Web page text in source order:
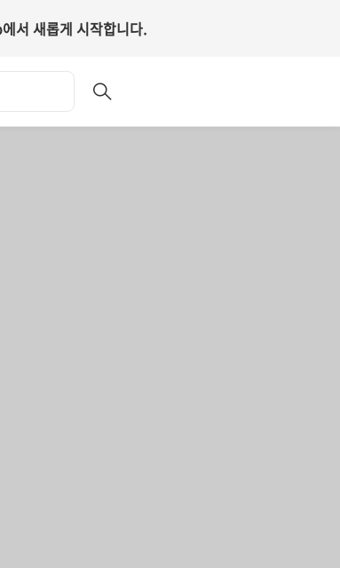
에서 새롭게 시작합니다.